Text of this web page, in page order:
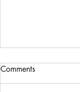
Comments